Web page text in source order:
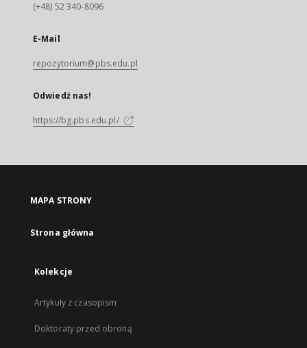
(+48) 52 340-8096
E-Mail
repozytorium@pbs.edu.pl
Odwiedź nas!
https://bg.pbs.edu.pl/
MAPA STRONY
Strona główna
Kolekcje
Artykuły z czasopism
Doktoraty przed obroną